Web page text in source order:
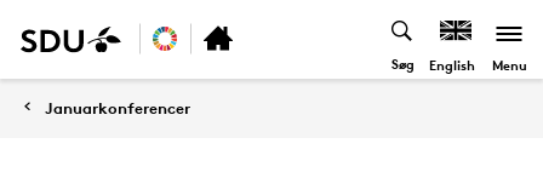
Søg English Menu
Januarkonferencer